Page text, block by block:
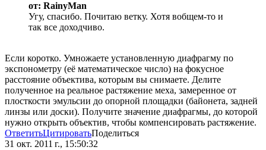
от: RainyMan
Угу, спасибо. Почитаю ветку. Хотя вобщем-то и
так все доходчиво.
Если коротко. Умножаете установленную диафрагму по
экспонометру (её математическое число) на фокусное
расстояние объектива, которым вы снимаете. Делите
полученное на реальное растяжение меха, замеренное от
плосткости эмульсии до опорной площадки (байонета, задней
линзы или доски). Получите значение диафрагмы, до которой
нужно открыть объектив, чтобы компенсировать растяжение.
ОтветитьЦитироватьПоделиться
31 окт. 2011 г., 15:50:32